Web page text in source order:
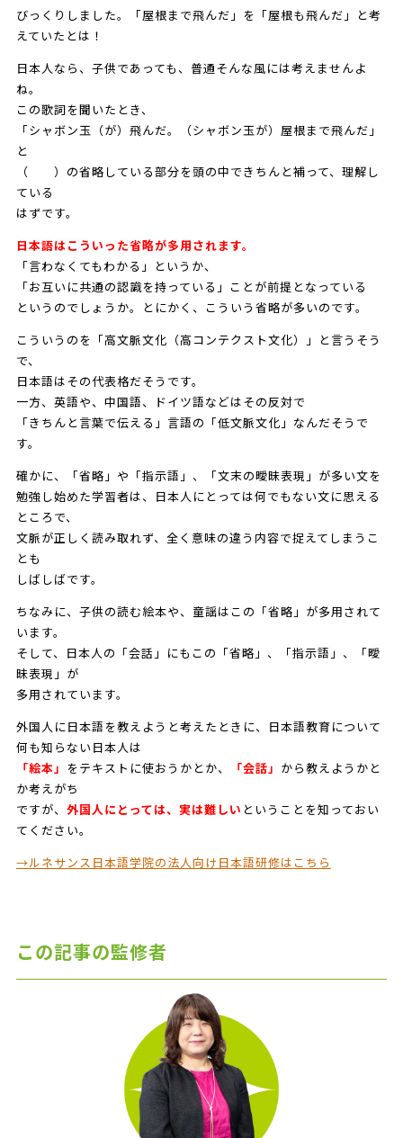
びっくりしました。「屋根まで飛んだ」を「屋根も飛んだ」と考
えていたとは！
日本人なら、子供であっても、普通そんな風には考えませんよ
ね。
この歌詞を聞いたとき、
「シャボン玉（が）飛んだ。（シャボン玉が）屋根まで飛んだ」
と
（ ）の省略している部分を頭の中できちんと補って、理解し
ている
はずです。
日本語はこういった省略が多用されます。
「言わなくてもわかる」というか、
「お互いに共通の認識を持っている」ことが前提となっている
というのでしょうか。とにかく、こういう省略が多いのです。
こういうのを「高文脈文化（高コンテクスト文化）」と言うそう
で、
日本語はその代表格だそうです。
一方、英語や、中国語、ドイツ語などはその反対で
「きちんと言葉で伝える」言語の「低文脈文化」なんだそうで
す。
確かに、「省略」や「指示語」、「文末の曖昧表現」が多い文を
勉強し始めた学習者は、日本人にとっては何でもない文に思える
ところで、
文脈が正しく読み取れず、全く意味の違う内容で捉えてしまうこ
とも
しばしばです。
ちなみに、子供の読む絵本や、童謡はこの「省略」が多用されて
います。
そして、日本人の「会話」にもこの「省略」、「指示語」、「曖
昧表現」が
多用されています。
外国人に日本語を教えようと考えたときに、日本語教育について
何も知らない日本人は
「絵本 」 をテキストに使おうかとか、 「会話 」 から教えようかと
か考えがち
ですが、 外国人にとっては、実は難しい ということを知っておい
てください。
→ルネサンス日本語学院の法人向け日本語研修はこちら
この記事の監修者